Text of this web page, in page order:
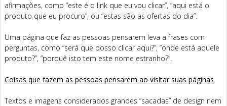
afirmações, como “este é o link que eu vou clicar”, “aqui está o
produto que eu procuro”, ou “estas são as ofertas do dia”.
Uma página que faz as pessoas pensarem leva a frases com
perguntas, como “será que posso clicar aqui?”, “onde está aquele
produto?”, “porquê isto tem este nome estranho?”.
Coisas que fazem as pessoas pensarem ao visitar suas páginas
Textos e imagens considerados grandes “sacadas” de design nem